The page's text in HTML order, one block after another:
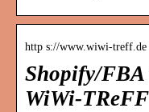
http s://www.wiwi-treff.de
Shopify/
WiWi-